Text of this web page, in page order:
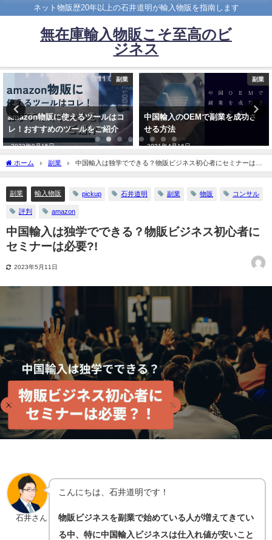
ネット物販歴20年以上の石井道明が輸入物販を指南します
無在庫輸入物販こそ至高のビ
ジネス
副業
amazon物販に使えるツールはコ
レ！おすすめのツールをご紹介
2022年9月15日
副業
中国輸入のOEMで副業を成功さ
せる方法
2021年4月16日
ホーム 副業
中国輸入は独学でできる？物販ビジネス初心者にセミナーは必
要?!
副業 輸入物販 pickup 石井道明 副業 物販 コンサル
評判 amazon
中国輸入は独学でできる？物販ビジネス初心者に
セミナーは必要?!
2023年5月11日
石井さん
こんにちは、石井道明です！
物販ビジネスを副業で始めている人が増えてきてい
る中、特に中国輸入ビジネスは仕入れ値が安いこと